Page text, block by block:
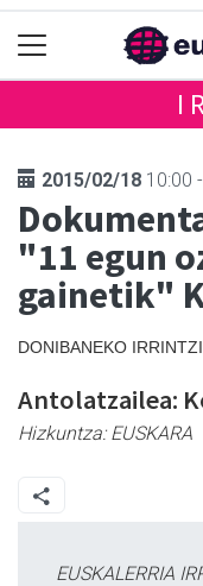
2015/02/18 10:00
"11 egun
gainetik"
DONIBANEKO
Antolatzailea:
Hizkuntza:EUSKARA
EUSKALERRIA